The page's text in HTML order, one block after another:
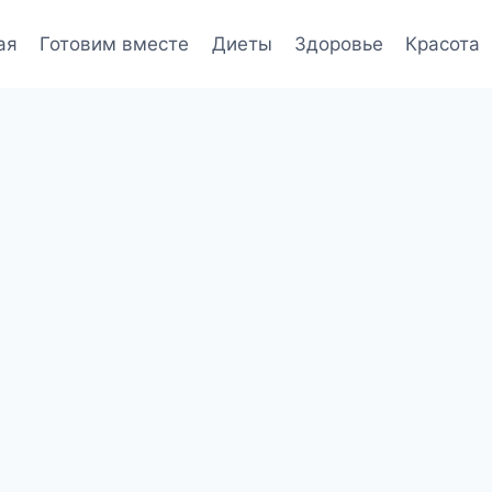
Готовим вместе Диеты Здоровье Красота